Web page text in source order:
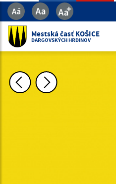
Mestská časť KOŠICE
DARGOVSKÝCH HRDINOV